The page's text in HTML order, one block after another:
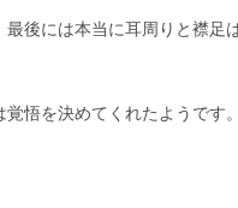
後には本当に耳周りと襟足
悟を決めてくれたようです。